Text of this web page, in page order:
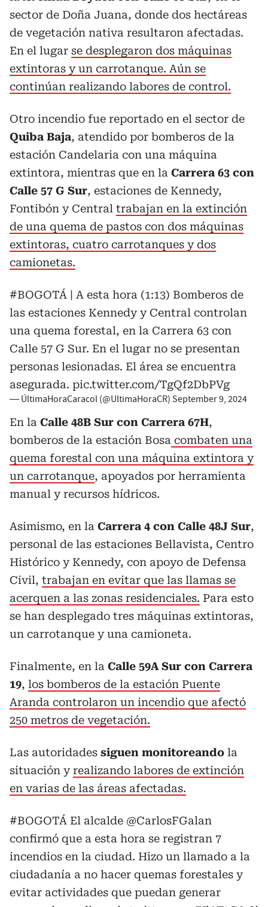
sector de Doña Juana, donde dos hectáreas
de vegetación nativa resultaron afectadas.
En el lugar se desplegaron dos máquinas
extintoras y un carrotanque. Aún se
continúan realizando labores de control.
Otro incendio fue reportado en el sector de
Quiba Baja, atendido por bomberos de la
estación Candelaria con una máquina
extintora, mientras que en la Carrera 63 con
Calle 57 G Sur, estaciones de Kennedy,
Fontibón y Central trabajan en la extinción
de una quema de pastos con dos máquinas
extintoras, cuatro carrotanques y dos
camionetas.
#BOGOTÁ | A esta hora (1:13) Bomberos de
las estaciones Kennedy y Central controlan
una quema forestal, en la Carrera 63 con
Calle 57 G Sur. En el lugar no se presentan
personas lesionadas. El área se encuentra
asegurada. pic.twitter.com/TgQf2DbPVg
— ÚltimaHoraCaracol (@UltimaHoraCR) September 9, 2024
En la Calle 48B Sur con Carrera 67H,
bomberos de la estación Bosa combaten una
quema forestal con una máquina extintora y
un carrotanque, apoyados por herramienta
manual y recursos hídricos.
Asimismo, en la Carrera 4 con Calle 48J Sur,
personal de las estaciones Bellavista, Centro
Histórico y Kennedy, con apoyo de Defensa
Civil, trabajan en evitar que las llamas se
acerquen a las zonas residenciales. Para esto
se han desplegado tres máquinas extintoras,
un carrotanque y una camioneta.
Finalmente, en la Calle 59A Sur con Carrera
19, los bomberos de la estación Puente
Aranda controlaron un incendio que afectó
250 metros de vegetación.
Las autoridades siguen monitoreando la
situación yrealizando labores de extinción
en varias de las áreas afectadas.
#BOGOTÁ El alcalde @CarlosFGalan
confirmó que a esta hora se registran 7
incendios en la ciudad. Hizo un llamado a la
ciudadanía a no hacer quemas forestales y
evitar actividades que puedan generar